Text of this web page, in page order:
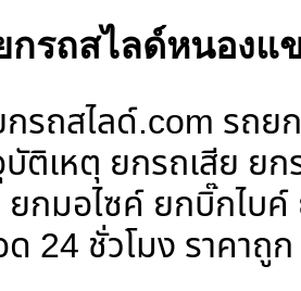
กรถสไลด์หนองแ
รถสไลด์.com รถย
ติเหตุ ยกรถเสีย ย
ยกมอไซค์ ยกบิ๊กไบ
24 ชั่วโมง ราคาถูก